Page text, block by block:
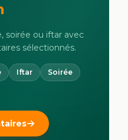
soirée ou iftar avec
sélectionnés.
Iftar
Soirée